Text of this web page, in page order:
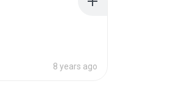
8 years ago